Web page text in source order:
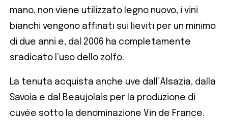
mano, non viene utilizzato legno nuovo, i vini
bianchi vengono affinati sui lieviti per un minimo
di due anni e, dal 2006 ha completamente
sradicato l’uso dello zolfo.
La tenuta acquista anche uve dall’Alsazia, dalla
Savoia e dal Beaujolais per la produzione di
cuvée sotto la denominazione Vin de France.